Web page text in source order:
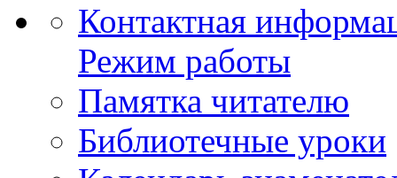
Контактная
Режим работы
Памятка читателю
Библиотечные уроки